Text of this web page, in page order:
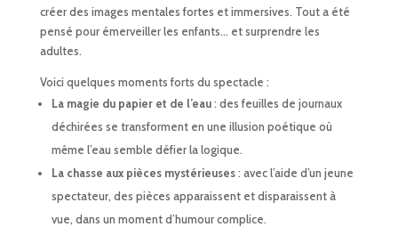
créer des images mentales fortes et immersives. Tout a été
pensé pour émerveiller les enfants… et surprendre les
adultes.
Voici quelques moments forts du spectacle :
La magie du papier et de l’eau: des feuilles de journaux
déchirées se transforment en une illusion poétique où
même l’eau semble défier la logique.
La chasse aux pièces mystérieuses: avec l’aide d’un jeune
spectateur, des pièces apparaissent et disparaissent à
vue, dans un moment d’humour complice.